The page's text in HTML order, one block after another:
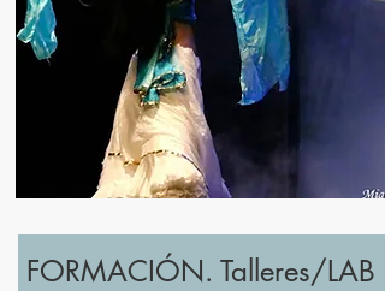
FORMACIÓN. Talleres/LAB